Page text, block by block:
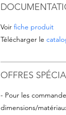
Voir fiche produit
Télécharger le
OFFRES
- Pour les
dimensions/